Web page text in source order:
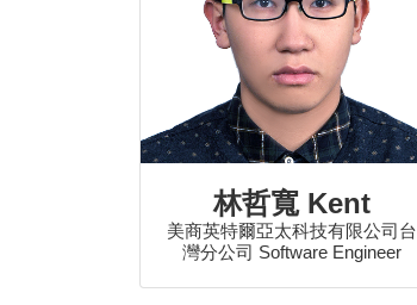
林哲寬 Kent
美商英特爾亞太科技有限公司台
灣分公司 Software Engineer